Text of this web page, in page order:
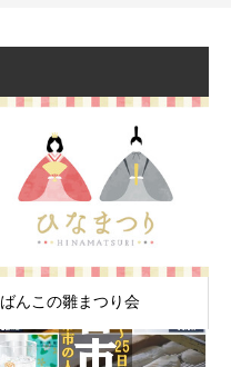
ばんこの雛まつり会